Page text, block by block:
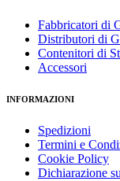
Fabbricatori di
Distributori di
Contenitori di
Accessori
INFORMAZIONI
Spedizioni
Termini e
Cookie Policy
Dichiarazione